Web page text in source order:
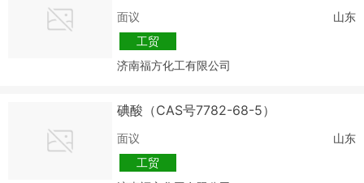
面议
山东
工贸
济南福方化工有限公司
碘酸（CAS号7782-68-5）
面议
山东
工贸